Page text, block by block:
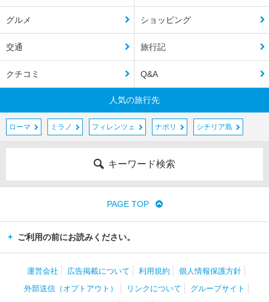
グルメ ショッピング
交通 旅行記
クチコミ Q&A
人気の旅行先
ローマ ミラノ フィレンツェ ナポリ シチリア島
キーワード検索
PAGE TOP
ご利用の前にお読みください。
運営会社 広告掲載について 利用規約
個人情報保護方針
外部送信（オプトアウト）
リンクについて
グループサイト